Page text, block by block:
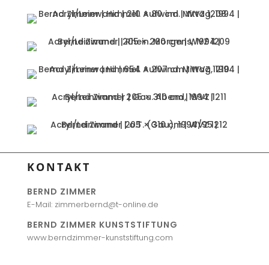
KONTAKT
BERND ZIMMER
E-Mail: zimmerbernd@t-online.de
BERND ZIMMER KUNSTSTIFTUNG
www.berndzimmer-kunststiftung.com